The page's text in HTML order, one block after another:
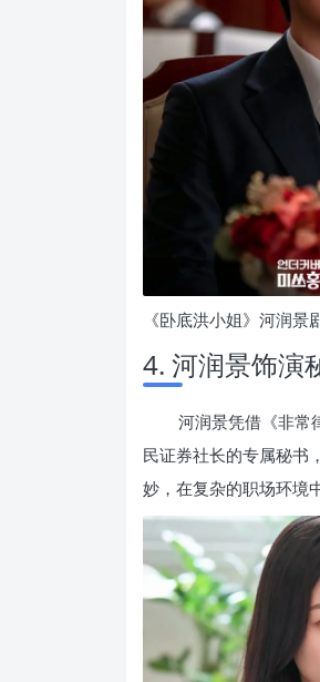
《卧底洪小姐》河润景
4. 河润景饰演
河润景凭借《非常
民证券社长的专属秘书
妙，在复杂的职场环境